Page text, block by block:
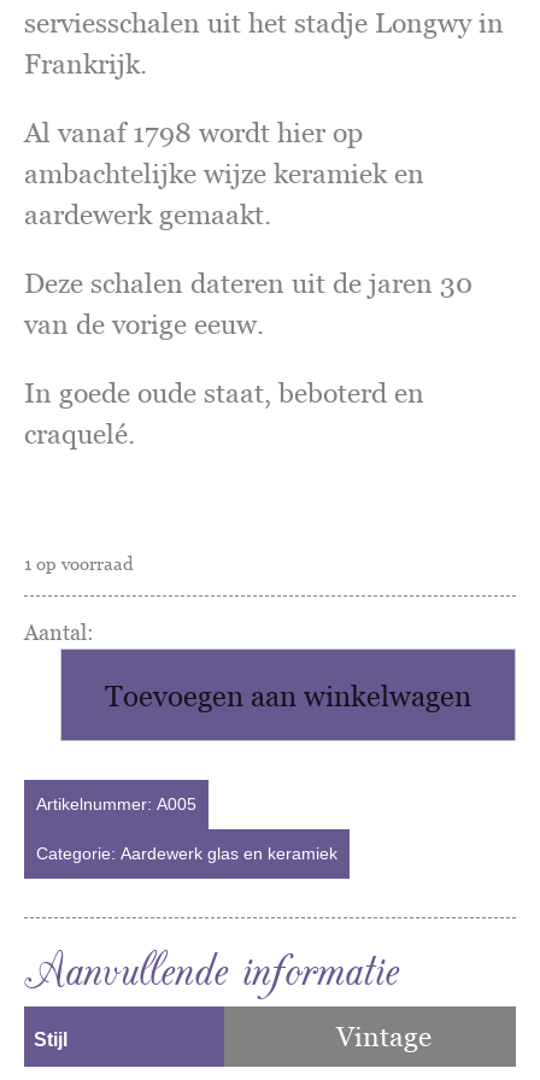
serviesschalen uit het stadje Longwy in
Frankrijk.
Al vanaf 1798 wordt hier op
ambachtelijke wijze keramiek en
aardewerk gemaakt.
Deze schalen dateren uit de jaren 30
van de vorige eeuw.
In goede oude staat, beboterd en
craquelé.
1 op voorraad
Longwy
Toevoegen aan winkelwagen
Artikelnummer: A005
Categorie: Aardewerk glas en keramiek
Aanvullende informatie
Stijl Vintage